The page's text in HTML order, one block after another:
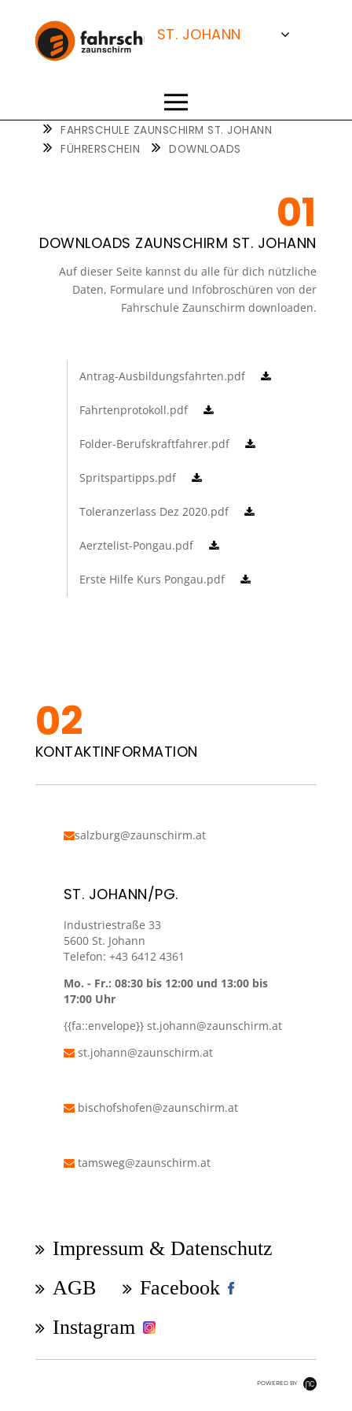
ST. JOHANN
BISCHOFSHOFEN
TAMSWEG
ZAUNSCHIRM
FAHRSCHULE ZAUNSCHIRM ST. JOHANN
FÜHRERSCHEIN
DOWNLOADS
DOWNLOADS ZAUNSCHIRM ST. JOHANN
Auf dieser Seite kannst du alle für dich nützliche
Daten, Formulare und Infobroschüren von der
Fahrschule Zaunschirm downloaden.
Antrag-Ausbildungsfahrten.pdf
Fahrtenprotokoll.pdf
Folder-Berufskraftfahrer.pdf
Spritspartipps.pdf
Toleranzerlass Dez 2020.pdf
Aerztelist-Pongau.pdf
Erste Hilfe Kurs Pongau.pdf
KONTAKTINFORMATION
salzburg@zaunschirm.at
ST. JOHANN/PG.
Industriestraße 33
5600 St. Johann
Telefon: +43 6412 4361
Mo. - Fr.: 08:30 bis 12:00 und 13:00 bis
17:00 Uhr
{{fa::envelope}} st.johann@zaunschirm.at
st.johann@zaunschirm.at
bischofshofen@zaunschirm.at
tamsweg@zaunschirm.at
überspringen
Impressum & Datenschutz
AGB
Facebook
Instagram
POWERED BY